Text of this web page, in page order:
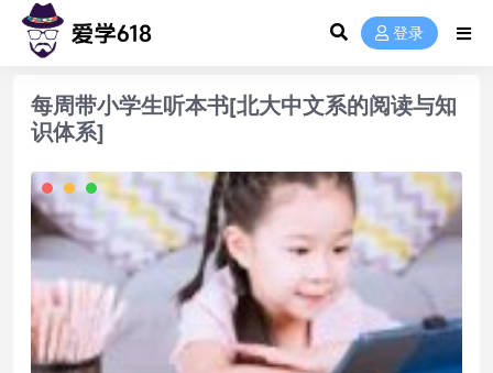
登录
每周带小学生听本书[北大中文系的阅读与知
识体系]